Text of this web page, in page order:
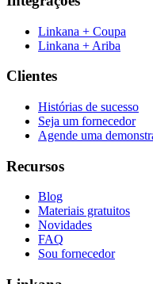
Linkana + Coupa
Linkana + Ariba
Clientes
Histórias de sucesso
Seja um fornecedor
Agende uma
Recursos
Blog
Materiais gratuitos
Novidades
FAQ
Sou fornecedor